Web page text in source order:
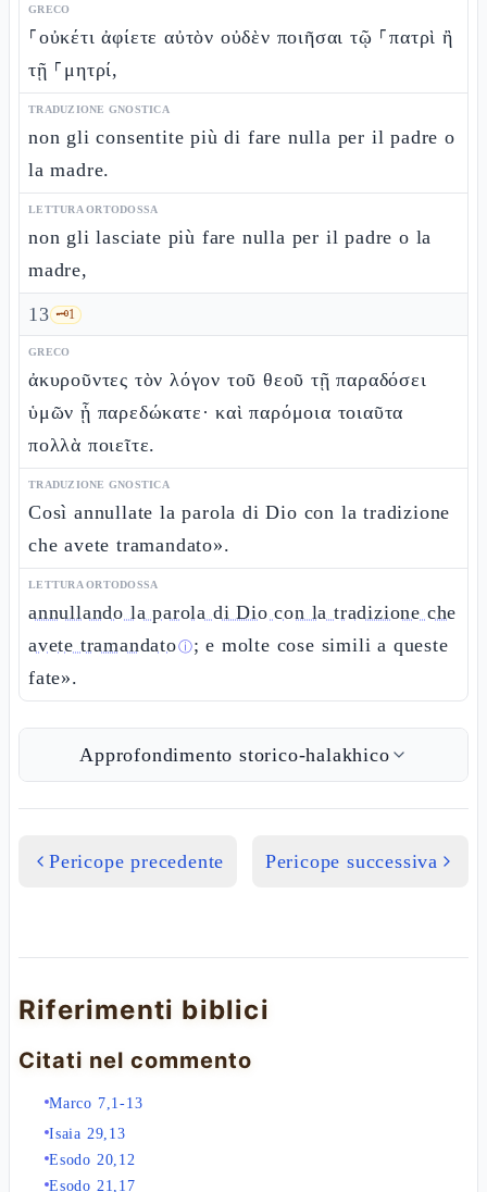
GRECO
⸀οὐκέτι ἀφίετε αὐτὸν οὐδὲν ποιῆσαι τῷ ⸀πατρὶ ἢ
τῇ ⸀μητρί,
TRADUZIONE GNOSTICA
non gli consentite più di fare nulla per il padre o
la madre.
LETTURA ORTODOSSA
non gli lasciate più fare nulla per il padre o la
madre,
13 🗝️1
GRECO
ἀκυροῦντες τὸν λόγον τοῦ θεοῦ τῇ παραδόσει
ὑμῶν ᾗ παρεδώκατε· καὶ παρόμοια τοιαῦτα
πολλὰ ποιεῖτε.
TRADUZIONE GNOSTICA
Così annullate la parola di Dio con la tradizione
che avete tramandato».
LETTURA ORTODOSSA
annullando la parola di Dio con la tradizione che
avete tramandatoⓘ; e molte cose simili a queste
fate».
Approfondimento storico-halakhico
Pericope precedente Pericope successiva
Riferimenti biblici
Citati nel commento
Marco 7,1-13
Isaia 29,13
Esodo 20,12
Esodo 21,17